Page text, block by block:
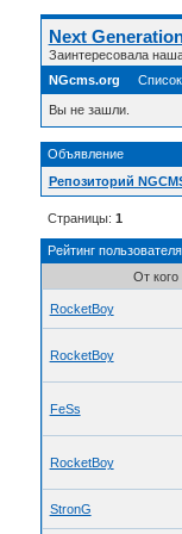
Next
Заинтересовала
NGcms.org
Список
Вы не зашли.
Объявление
Репозиторий
Страницы: 1
Рейтинг
От кого
RocketBoy
RocketBoy
FeSs
RocketBoy
StronG